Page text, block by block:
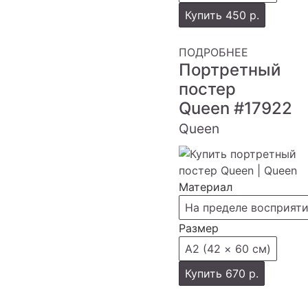
Купить 450 р.
ПОДРОБНЕЕ
Портретный
постер
Queen #17922
Queen
Материал
На пределе
Размер
А2 (42 × 60 см)
Купить 670 р.